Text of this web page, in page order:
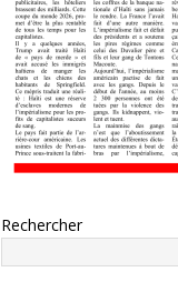
Rechercher